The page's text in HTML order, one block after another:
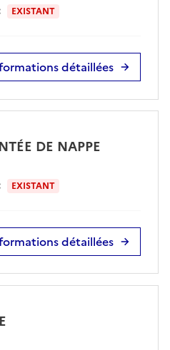
EXISTANT
détaillées
DE NAPPE
EXISTANT
détaillées